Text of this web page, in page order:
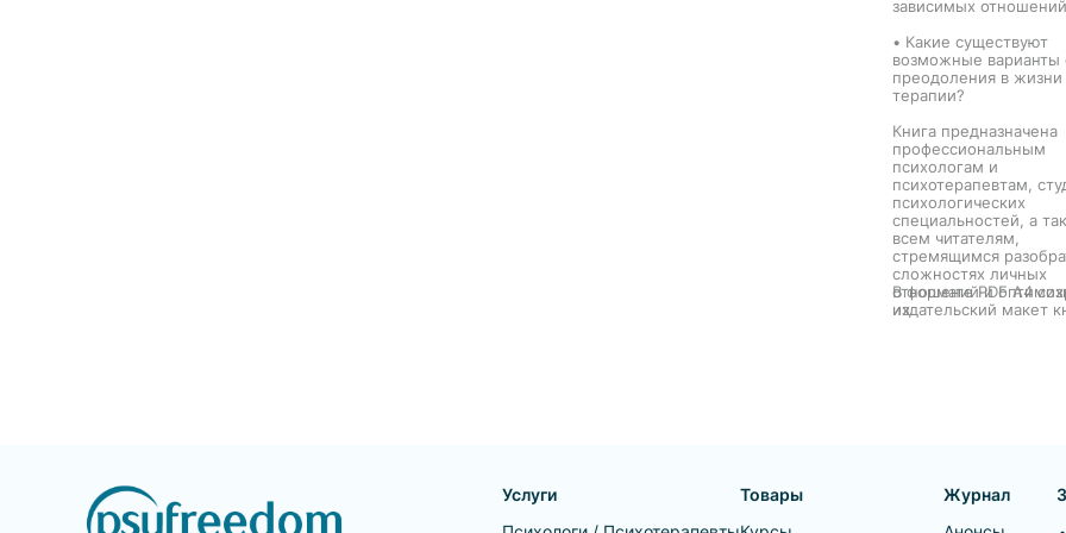
зависимых
• Какие существуют
возможные варианты
преодоления в жизни
терапии?
Книга предназначена
профессиональным
психологам и
психотерапевтам,
психологических
специальностей, а
всем читателям,
стремящимся
сложностях личных
отношений и
их.
В формате PDF A4
издательский макет
Услуги
Товары
Журнал